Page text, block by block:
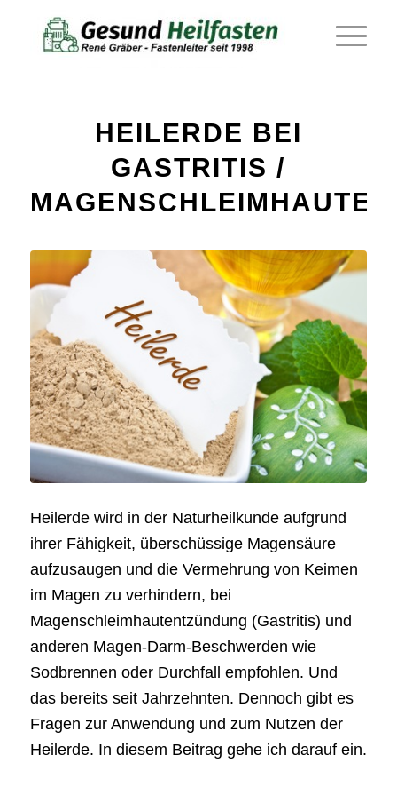
HEILERDE BEI
GASTRITIS /
Heilerde wird in der Naturheilkunde aufgrund
ihrer Fähigkeit, überschüssige Magensäure
aufzusaugen und die Vermehrung von Keimen
im Magen zu verhindern, bei
Magenschleimhautentzündung (Gastritis) und
anderen Magen-Darm-Beschwerden wie
Sodbrennen oder Durchfall empfohlen. Und
das bereits seit Jahrzehnten. Dennoch gibt es
Fragen zur Anwendung und zum Nutzen der
Heilerde. In diesem Beitrag gehe ich darauf ein.